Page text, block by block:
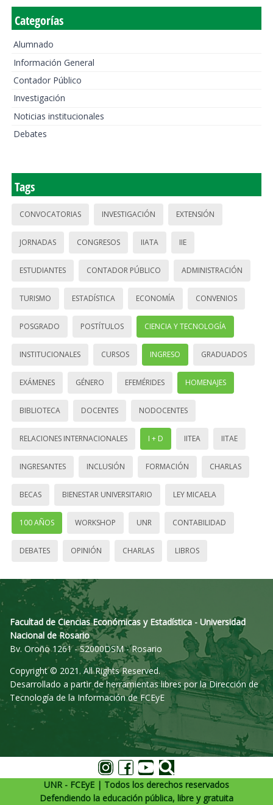
Categorías
Alumnado
Información General
Contador Público
Investigación
Noticias institucionales
Debates
Tags
CONVOCATORIAS INVESTIGACIÓN EXTENSIÓN
JORNADAS CONGRESOS IIATA IIE
ESTUDIANTES CONTADOR PÚBLICO ADMINISTRACIÓN
TURISMO ESTADÍSTICA ECONOMÍA CONVENIOS
POSGRADO POSTÍTULOS CIENCIA Y TECNOLOGÍA
INSTITUCIONALES CURSOS INGRESO GRADUADOS
EXÁMENES GÉNERO EFEMÉRIDES HOMENAJES
BIBLIOTECA DOCENTES NODOCENTES
RELACIONES INTERNACIONALES I + D IITEA IITAE
INGRESANTES INCLUSIÓN FORMACIÓN CHARLAS
BECAS BIENESTAR UNIVERSITARIO LEY MICAELA
100 AÑOS WORKSHOP UNR CONTABILIDAD
DEBATES OPINIÓN CHARLAS LIBROS
Facultad de Ciencias Económicas y Estadística - Universidad
Nacional de Rosario
Bv. Oroño 1261 - S2000DSM - Rosario
Copyright © 2021. All Rights Reserved.
Desarrollado a partir de herramientas libres por la Dirección de
Tecnología de la Información de FCEyE
UNR - FCEyE | Todos los derechos reservados
Defendiendo la educación pública, libre y gratuita